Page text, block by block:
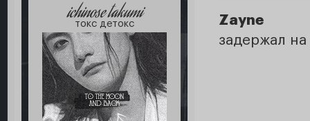
ichinose takumi
токс детокс
Zayne
задержал